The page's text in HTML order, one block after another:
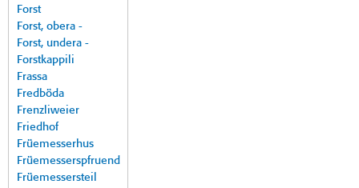
Forst
Forst, obera -
Forst, undera -
Forstkappili
Frassa
Fredböda
Frenzliweier
Friedhof
Früemesserhus
Früemesserspfruend
Früemessersteil